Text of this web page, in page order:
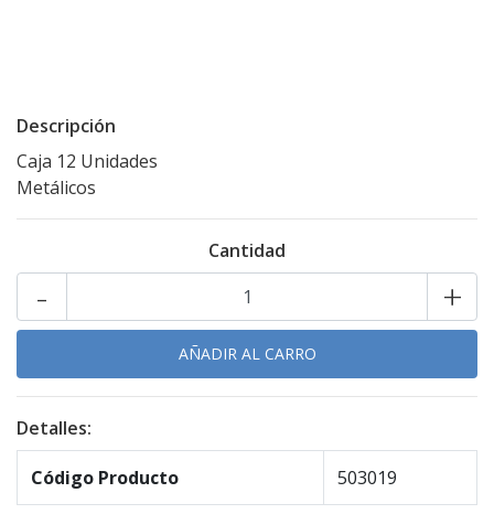
Descripción
Caja 12 Unidades
Metálicos
Cantidad
+
-
Detalles:
Código Producto 503019